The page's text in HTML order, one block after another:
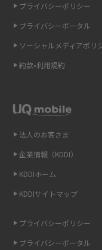
2015年3月(9)
2015年2月(7)
2014年12月(8)
2014年11月(8)
2014年10月(9)
2014年9月(9)
2014年8月(7)
2014年7月(9)
2014年6月(7)
ギガバイト（GB）とは？
Wi-Fi 6とは？Wi-Fi 5との
Wi-Fiを自宅に設置する方
光ファイバーとは？仕組
やすく解説
を解説
6Gとはどんな通信技術？
法人のお客さま
企業情報（KDDI）
KDDIホーム
KDDIサイトマップ
プライバシーポリシー
プライバシーポータル
プライバシーポリシー
プライバシーポータル
ソーシャルメディアポリ
約款•利用規約